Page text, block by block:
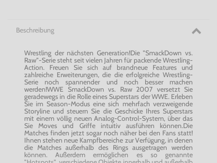
Beschreibung
Wrestling der nächsten Generation!Die "SmackDown vs.
Raw"-Serie steht seit vielen Jahren für packende Wrestling-
Action. Freuen Sie sich auf brandneue Features und
zahlreiche Erweiterungen, die die erfolgreiche Wrestling-
Serie noch spannender und noch besser machen
werden!WWE SmackDown vs. Raw 2007 versetzt Sie
geradewegs in die Rolle eines Superstars der WWE. Erleben
Sie im Season-Modus eine sich mehrfach verzweigende
Storyline und steuern Sie die Geschicke Ihres Superstars
mit einem völlig neuen Analog-Control-System, über das
Sie Moves und Griffe intuitiv ausführen können.Die
Matches finden jetzt sogar noch näher bei den Fans statt!
Ihnen stehen neue Kampfbereiche zur Verfügung, in denen
die Matches außerhalb des Rings ausgetragen werden
können. Außerdem ermöglichen es so genannte